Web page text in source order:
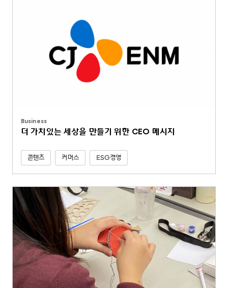
Business
더 가치있는 세상을 만들기 위한 CEO 메시지
콘텐츠 커머스 ESG경영